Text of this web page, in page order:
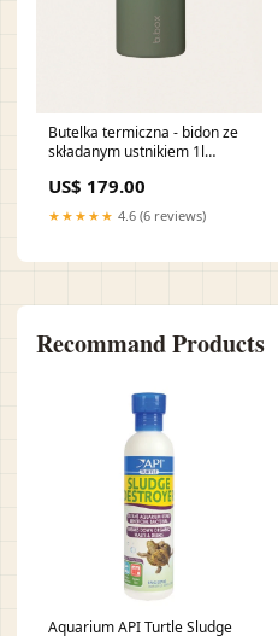
Butelka termiczna - bidon ze
składanym ustnikiem 1l
US$ 179.00
★★★★★ 4.6 (6 reviews)
Recommand Products
Aquarium API Turtle Sludge